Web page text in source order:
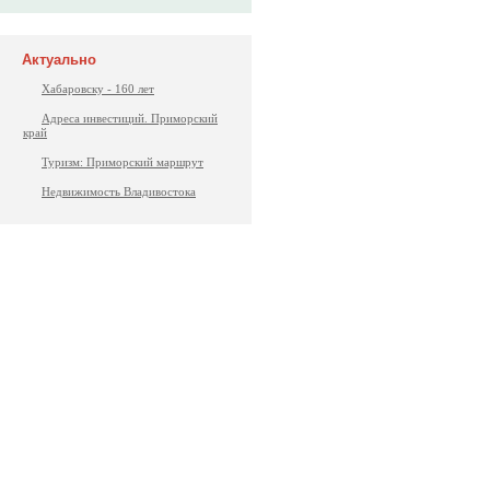
Актуально
Хабаровску - 160 лет
Адреса инвестиций. Приморский
край
Туризм: Приморский маршрут
Недвижимость Владивостока